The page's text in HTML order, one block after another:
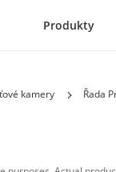
Produkty
kamery Řada